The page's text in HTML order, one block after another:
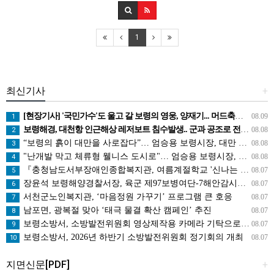
1
+
최신기사
08.09
1 [현장기사] '국민가수'도 울고 갈 보령의 영웅, 양재기... 머드축제 피날레 '전국구 스타' 등극
08.08
2 보령해경, 대천항 인근해상 레저보트 침수발생.. 군과 공조로 전원구조
08.08
3 “보령의 흙이 대만을 사로잡다”… 엄승용 보령시장, 대만 톱 유튜버들과 머드 외교
08.08
4 "난개발 막고 체류형 웰니스 도시로"… 엄승용 보령시장, 청라면 찾아 첫 '주민 대화'
08.07
5 『충청남도서부장애인종합복지관, 여름계절학교 '신나는 여름탐험대' 성료』
08.07
6 장윤석 보령해양경찰서장, 육군 제97보병여단-7해안감시대대 방문… 밀입국 차단 공조 강화
08.07
7 서천군노인복지관, ‘마음정원 가꾸기’ 프로그램 큰 호응
08.07
8 남포면, 광복절 맞아 ‘태극 물결 확산 캠페인’ 추진
08.07
9 보령소방서, 소방발전위원회 영상제작용 카메라 기탁으로 영상 홍보 역량 강화
08.07
10 보령소방서, 2026년 하반기 소방발전위원회 정기회의 개최
+
지면신문[PDF]